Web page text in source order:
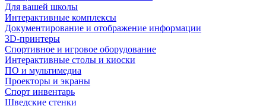
Для вашей школы
Интерактивные комплексы
Документирование и отображение информации
3D-принтеры
Спортивное и игровое оборудование
Интерактивные столы и киоски
ПО и мультимедиа
Проекторы и экраны
Спорт инвентарь
Шведские стенки